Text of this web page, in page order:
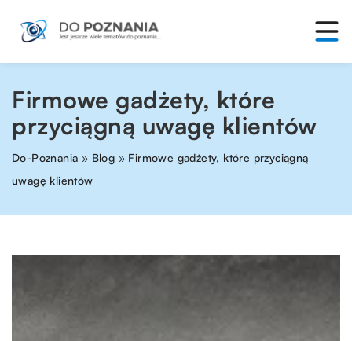
Firmowe gadżety, które
przyciągną uwagę klientów
Do-Poznania » Blog » Firmowe gadżety, które przyciągną
uwagę klientów